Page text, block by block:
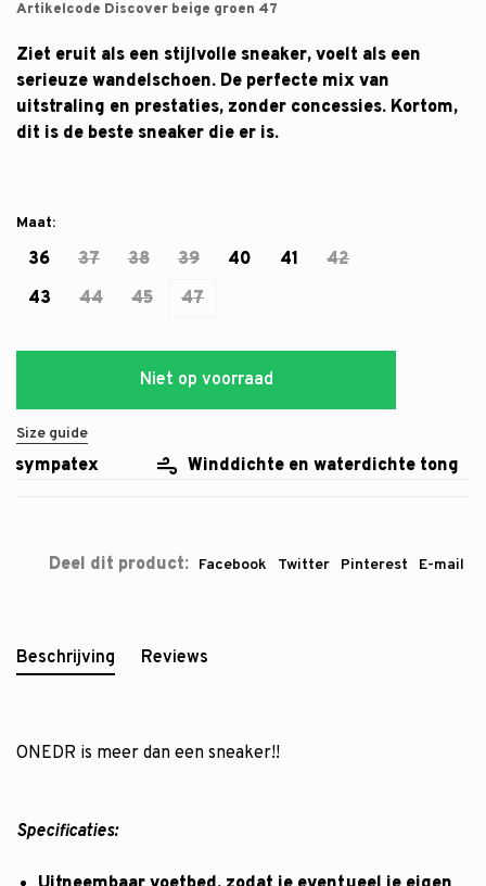
Artikelcode Discover beige groen 47
Ziet eruit als een stijlvolle sneaker, voelt als een
serieuze wandelschoen. De perfecte mix van
uitstraling en prestaties, zonder concessies. Kortom,
dit is de beste sneaker die er is.
Maat:
36 37 38 39 40 41
42
43
44 45 47
Niet op voorraad
Size guide
Winddichte en waterdichte tong
Deel dit product: Facebook Twitter Pinterest E-mail
Beschrijving Reviews
ONEDR is meer dan een sneaker!!
Specificaties: